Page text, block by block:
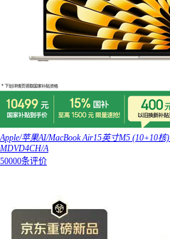
Apple/苹果AI/MacBook Air15英寸M5 (10+10
MDVD4CH/A
50000条评价